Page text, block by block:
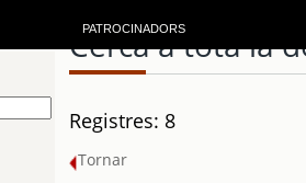
PATROCINADORS
Cerca a tota la
Registres: 8
Tornar